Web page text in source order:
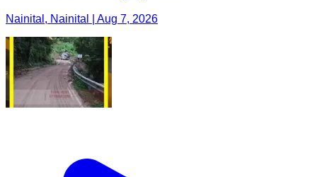
Nainital, Nainital | Aug 7, 2026